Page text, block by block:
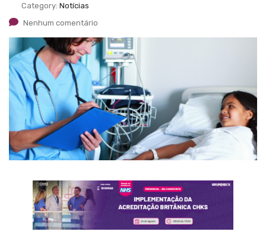
Category: Notícias
Nenhum comentário